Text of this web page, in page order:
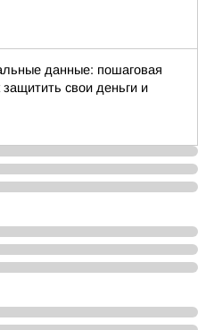
данные: пошаговая
защитить свои деньги и